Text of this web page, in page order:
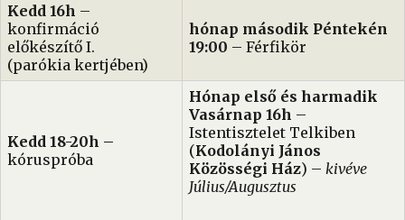
Kedd 16h –
konfirmáció
előkészítő I.
(parókia kertjében)
hónap második Péntekén
19:00 – Férfikör
Kedd 18-20h –
kóruspróba
Hónap első és harmadik
Vasárnap 16h –
Istentisztelet Telkiben
(Kodolányi János
Közösségi Ház) – kivéve
Július/Augusztus